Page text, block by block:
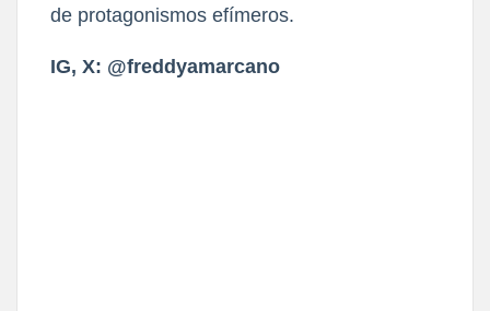
de protagonismos efímeros.
IG, X: @freddyamarcano